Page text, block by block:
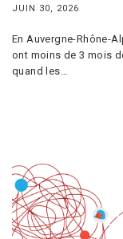
JUIN 30, 2026
En Auvergne-Rhône-
ont moins de 3 mois
quand les…